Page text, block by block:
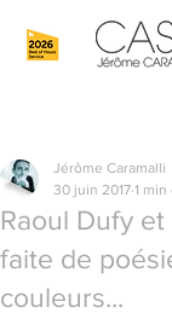
Raoul Dufy
faite de
couleurs...
Jérôme Caramalli
30 juin 2017 1